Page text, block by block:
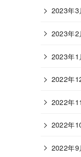
2023年3
2023年2
2023年1
2022年
2022年
2022年
2022年9